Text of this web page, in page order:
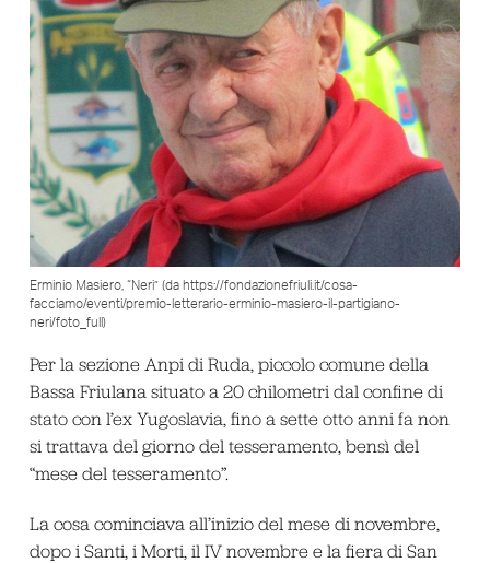
Erminio Masiero, “Neri” (da https://fondazionefriuli.it/cosa-
facciamo/eventi/premio-letterario-erminio-masiero-il-partigiano-
neri/foto_full)
Per la sezione Anpi di Ruda, piccolo comune della
Bassa Friulana situato a 20 chilometri dal confine di
stato con l’ex Yugoslavia, fino a sette otto anni fa non
si trattava del giorno del tesseramento, bensì del
“mese del tesseramento”.
La cosa cominciava all’inizio del mese di novembre,
dopo i Santi, i Morti, il IV novembre e la fiera di San